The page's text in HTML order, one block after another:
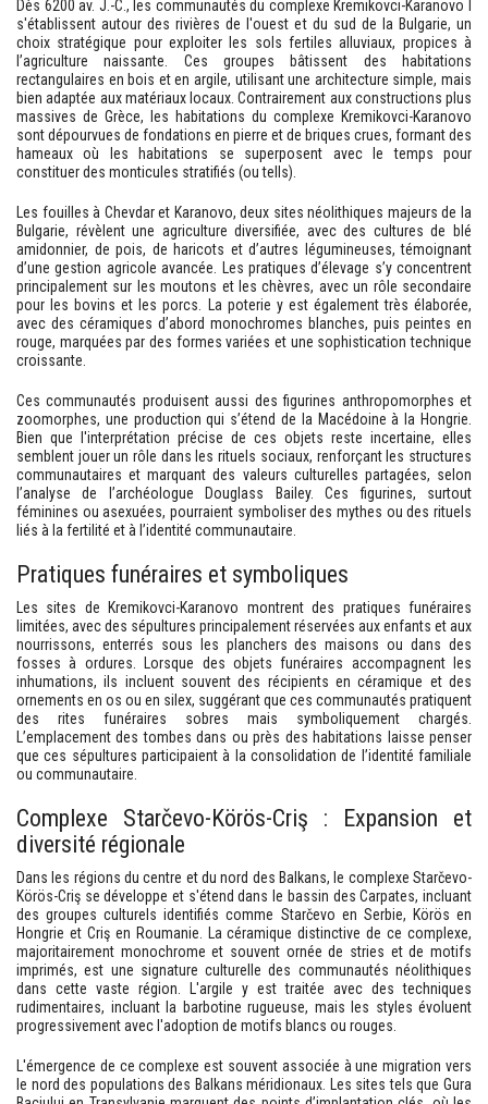
Dès 6200 av. J.-C., les communautés du complexe Kremikovci-Karanovo I
s'établissent autour des rivières de l'ouest et du sud de la Bulgarie, un
choix stratégique pour exploiter les sols fertiles alluviaux, propices à
l’agriculture naissante. Ces groupes bâtissent des habitations
rectangulaires en bois et en argile, utilisant une architecture simple, mais
bien adaptée aux matériaux locaux. Contrairement aux constructions plus
massives de Grèce, les habitations du complexe Kremikovci-Karanovo
sont dépourvues de fondations en pierre et de briques crues, formant des
hameaux où les habitations se superposent avec le temps pour
constituer des monticules stratifiés (ou tells).
Les fouilles à Chevdar et Karanovo, deux sites néolithiques majeurs de la
Bulgarie, révèlent une agriculture diversifiée, avec des cultures de blé
amidonnier, de pois, de haricots et d’autres légumineuses, témoignant
d’une gestion agricole avancée. Les pratiques d’élevage s’y concentrent
principalement sur les moutons et les chèvres, avec un rôle secondaire
pour les bovins et les porcs. La poterie y est également très élaborée,
avec des céramiques d’abord monochromes blanches, puis peintes en
rouge, marquées par des formes variées et une sophistication technique
croissante.
Ces communautés produisent aussi des figurines anthropomorphes et
zoomorphes, une production qui s’étend de la Macédoine à la Hongrie.
Bien que l'interprétation précise de ces objets reste incertaine, elles
semblent jouer un rôle dans les rituels sociaux, renforçant les structures
communautaires et marquant des valeurs culturelles partagées, selon
l’analyse de l’archéologue Douglass Bailey. Ces figurines, surtout
féminines ou asexuées, pourraient symboliser des mythes ou des rituels
liés à la fertilité et à l’identité communautaire.
Pratiques funéraires et symboliques
Les sites de Kremikovci-Karanovo montrent des pratiques funéraires
limitées, avec des sépultures principalement réservées aux enfants et aux
nourrissons, enterrés sous les planchers des maisons ou dans des
fosses à ordures. Lorsque des objets funéraires accompagnent les
inhumations, ils incluent souvent des récipients en céramique et des
ornements en os ou en silex, suggérant que ces communautés pratiquent
des rites funéraires sobres mais symboliquement chargés.
L’emplacement des tombes dans ou près des habitations laisse penser
que ces sépultures participaient à la consolidation de l’identité familiale
ou communautaire.
Complexe Starčevo-Körös-Criş : Expansion et
diversité régionale
Dans les régions du centre et du nord des Balkans, le complexe Starčevo-
Körös-Criş se développe et s'étend dans le bassin des Carpates, incluant
des groupes culturels identifiés comme Starčevo en Serbie, Körös en
Hongrie et Criş en Roumanie. La céramique distinctive de ce complexe,
majoritairement monochrome et souvent ornée de stries et de motifs
imprimés, est une signature culturelle des communautés néolithiques
dans cette vaste région. L'argile y est traitée avec des techniques
rudimentaires, incluant la barbotine rugueuse, mais les styles évoluent
progressivement avec l'adoption de motifs blancs ou rouges.
L'émergence de ce complexe est souvent associée à une migration vers
le nord des populations des Balkans méridionaux. Les sites tels que Gura